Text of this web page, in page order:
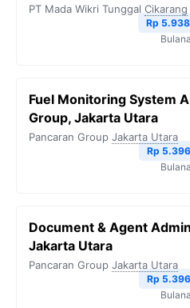
PT Mada Wikri Tunggal Cikarang
Rp
Fuel Monitoring System
Group, Jakarta Utara
Pancaran Group Jakarta Utara
Rp
Document & Agent
Jakarta Utara
Pancaran Group Jakarta Utara
Rp